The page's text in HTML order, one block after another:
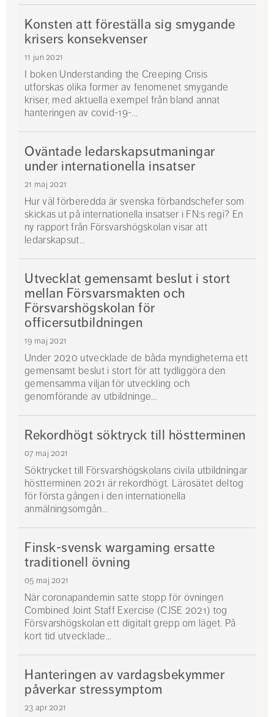
Konsten att föreställa sig smygande
krisers konsekvenser
11 jun 2021
I boken Understanding the Creeping Crisis
utforskas olika former av fenomenet smygande
kriser, med aktuella exempel från bland annat
hanteringen av covid-19-...
Oväntade ledarskapsutmaningar
under internationella insatser
21 maj 2021
Hur väl förberedda är svenska förbandschefer som
skickas ut på internationella insatser i FN:s regi? En
ny rapport från Försvarshögskolan visar att
ledarskapsut...
Utvecklat gemensamt beslut i stort
mellan Försvarsmakten och
Försvarshögskolan för
officersutbildningen
19 maj 2021
Under 2020 utvecklade de båda myndigheterna ett
gemensamt beslut i stort för att tydliggöra den
gemensamma viljan för utveckling och
genomförande av utbildninge...
Rekordhögt söktryck till höstterminen
07 maj 2021
Söktrycket till Försvarshögskolans civila utbildningar
höstterminen 2021 är rekordhögt. Lärosätet deltog
för första gången i den internationella
anmälningsomgån...
Finsk-svensk wargaming ersatte
traditionell övning
05 maj 2021
När coronapandemin satte stopp för övningen
Combined Joint Staff Exercise (CJSE 2021) tog
Försvarshögskolan ett digitalt grepp om läget. På
kort tid utvecklade...
Hanteringen av vardagsbekymmer
påverkar stressymptom
23 apr 2021